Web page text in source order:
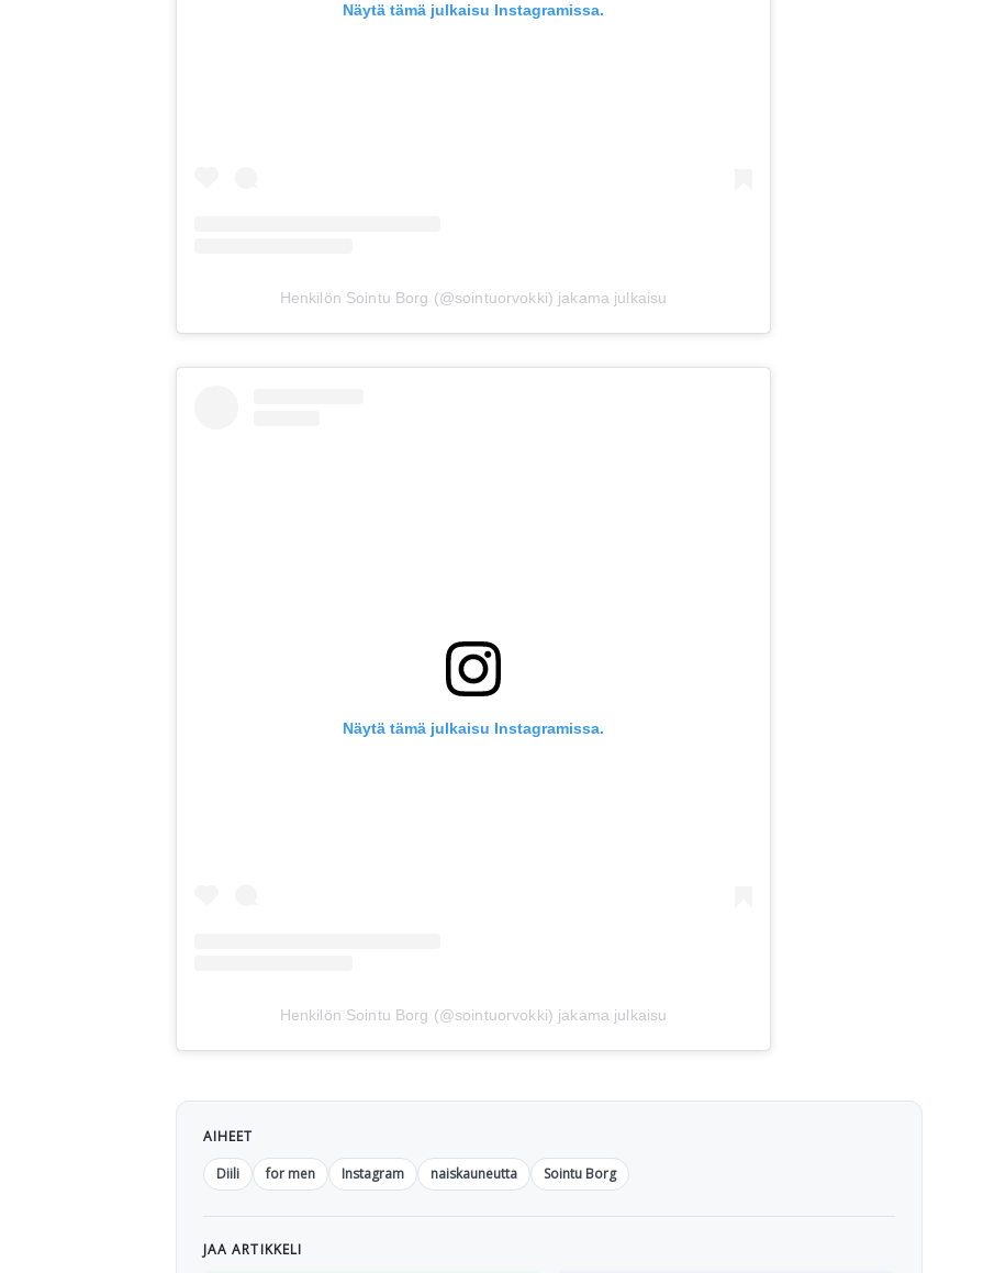
Näytä tämä julkaisu Instagramissa.
Henkilön Sointu Borg (@sointuorvokki) jakama julkaisu
Näytä tämä julkaisu Instagramissa.
Henkilön Sointu Borg (@sointuorvokki) jakama julkaisu
AIHEET
Diili
for men Instagram naiskauneutta Sointu Borg
JAA ARTIKKELI